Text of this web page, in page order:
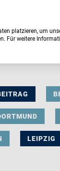
LEIPZIG
platzieren, um
Für weitere